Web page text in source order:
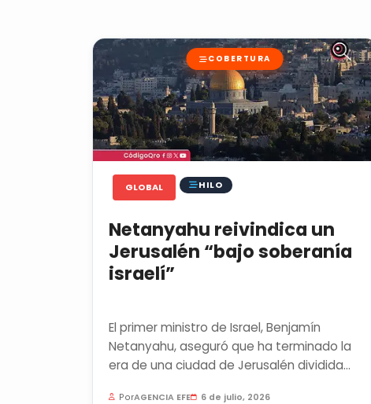
COBERTURA
GLOBAL HILO
Netanyahu reivindica un
Jerusalén “bajo soberanía
israelí”
El primer ministro de Israel, Benjamín
Netanyahu, aseguró que ha terminado la
era de una ciudad de Jerusalén dividida
PorAGENCIA EFE 6 de julio, 2026